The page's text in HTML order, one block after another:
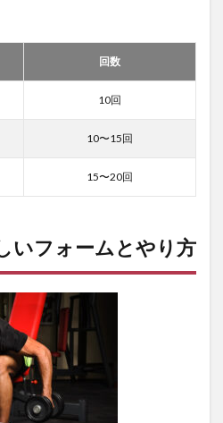
回数
10回
10〜15回
15〜20回
いフォームとやり方